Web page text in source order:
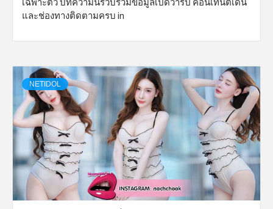
และช่องทางติดตามครบ in
NETIDOL